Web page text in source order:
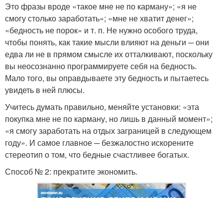
Это фразы вроде «такое мне не по карману»; «я не
смогу столько заработать»; «мне не хватит денег»;
«бедность не порок» и т. п. Не нужно особого труда,
чтобы понять, как такие мысли влияют на деньги ─ они
едва ли не в прямом смысле их отталкивают, поскольку
вы неосознанно программируете себя на бедность.
Мало того, вы оправдываете эту бедность и пытаетесь
увидеть в ней плюсы.
Учитесь думать правильно, меняйте установки: «эта
покупка мне не по карману, но лишь в данный момент»;
«я смогу заработать на отдых заграницей в следующем
году». И самое главное ─ безжалостно искорените
стереотип о том, что бедные счастливее богатых.
Способ № 2: прекратите экономить.